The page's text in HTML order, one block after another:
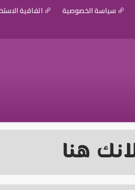
سياسة الخصوصية اتفاقية